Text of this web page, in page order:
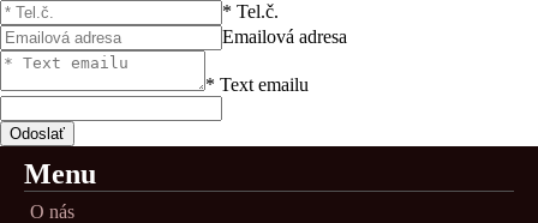
* Tel.č.
Emailová adresa
* Text emailu
Menu
O nás